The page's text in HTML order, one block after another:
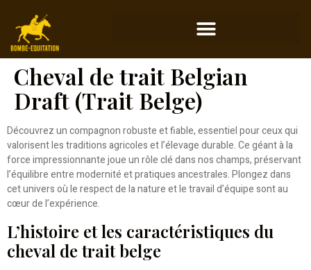
Cheval de trait Belgian
Draft (Trait Belge)
Découvrez un compagnon robuste et fiable, essentiel pour ceux qui
valorisent les traditions agricoles et l’élevage durable. Ce géant à la
force impressionnante joue un rôle clé dans nos champs, préservant
l’équilibre entre modernité et pratiques ancestrales. Plongez dans
cet univers où le respect de la nature et le travail d’équipe sont au
cœur de l’expérience.
L’histoire et les caractéristiques du
cheval de trait belge